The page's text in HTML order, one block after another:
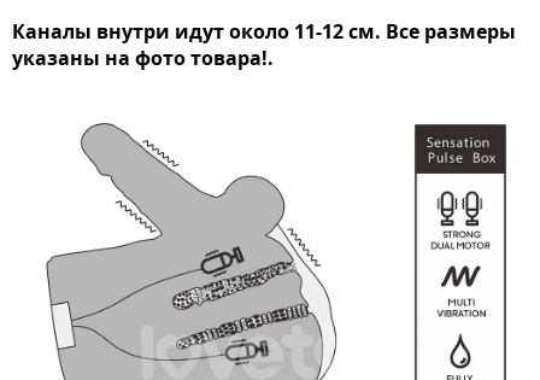
Каналы внутри идут около 11-12 см. Все размеры
указаны на фото товара!.